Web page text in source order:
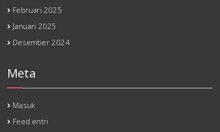
Februari 2025
Januari 2025
Desember 2024
Meta
Masuk
Feed entri